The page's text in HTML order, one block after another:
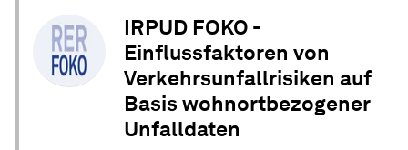
IRPUD FOKO -
Einflussfaktoren von
Verkehrsunfallrisiken auf
Basis wohnortbezogener
Unfalldaten